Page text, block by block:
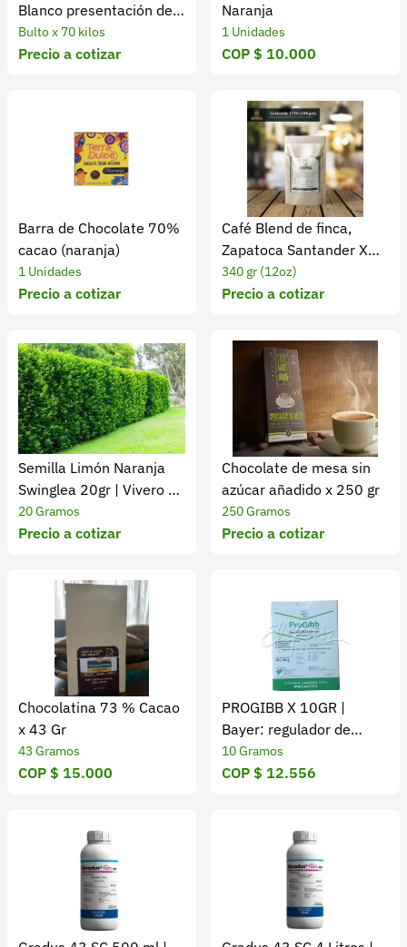
Blanco presentación de
70 kilogramos
Bulto x 70 kilos
Precio a cotizar
Naranja
1 Unidades
COP $ 10.000
Barra de Chocolate 70%
cacao (naranja)
1 Unidades
Precio a cotizar
Café Blend de finca,
Zapatoca Santander X
340 Gr
340 gr (12oz)
Precio a cotizar
Semilla Limón Naranja
Swinglea 20gr | Vivero y
Cultivo Fértil
20 Gramos
Precio a cotizar
Chocolate de mesa sin
azúcar añadido x 250 gr
250 Gramos
Precio a cotizar
Chocolatina 73 % Cacao
x 43 Gr
43 Gramos
COP $ 15.000
PROGIBB X 10GR |
Bayer: regulador de
crecimiento vegetal
10 Gramos
COP $ 12.556